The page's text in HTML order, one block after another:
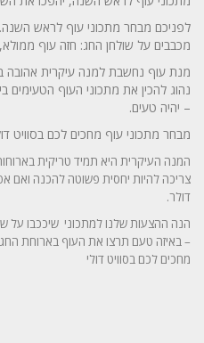
לפניכם מבחר מתכוני עוף לראש
מכבבים על שולחן החג: חזה עוף
מנת עוף נחשבת למנה עיקרית אהובה
נהוג להכין את מתכוני העוף
– יהיה טעים.
מבחר מתכוני עוף מחכים לכם בסוויט
המנה העיקרית היא תמיד טריקית
צריכה להיות יחסית פשוטה להכנה ואם
דולר.
הנה ההצעות שלנו למתכוני שיככבו
– באיזה טעם תרצו את העוף בארוחת
מחכים לכם בסוויט דולי